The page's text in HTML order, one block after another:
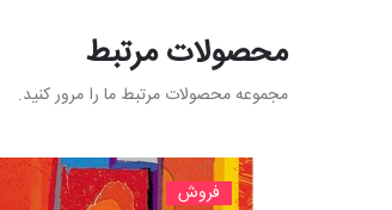
محصولات مرتبط
مجموعه محصولات مرتبط ما را مرور کنید.
فروش